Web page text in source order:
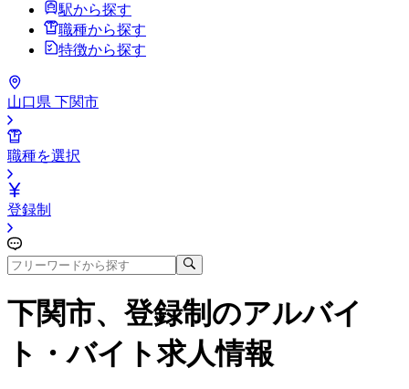
駅から探す
職種から探す
特徴から探す
山口県 下関市
職種を選択
登録制
下関市、登録制 のアルバイ
ト・バイト求人情報